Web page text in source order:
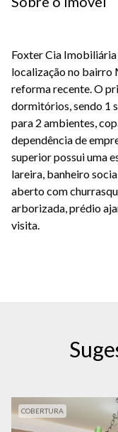
Foxter Cia
localização no bairro
reforma recente. O
dormitórios, sendo 1
para 2 ambientes,
dependência de
superior possui uma
lareira, banheiro
aberto com
arborizada, prédio
visita.
COBERTURA